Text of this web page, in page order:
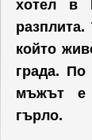
хотел в
който
града.
мъжът е
гърло.